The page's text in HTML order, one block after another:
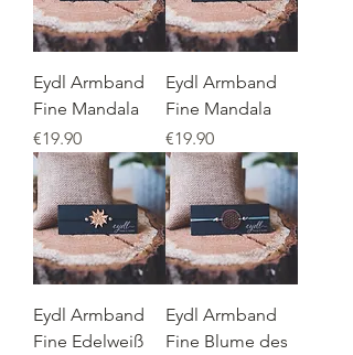
Eydl Armband
Fine Mandala
Price
€19.90
Eydl Armband
Fine Mandala
Price
€19.90
Eydl Armband
Fine Edelweiß
Eydl Armband
Fine Blume des